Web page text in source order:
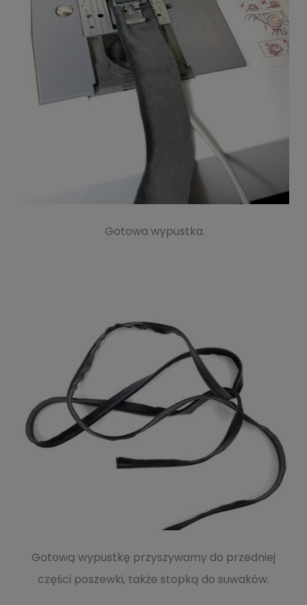
Gotowa wypustka.
Gotową wypustkę przyszywamy do przedniej
części poszewki, także stopką do suwaków.